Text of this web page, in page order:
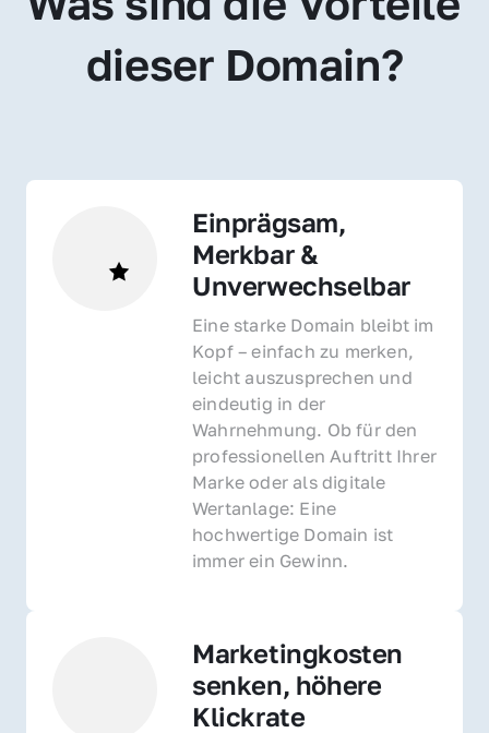
dieser Domain?
Einprägsam,
Merkbar &
Unverwechselbar
Eine starke Domain bleibt im
Kopf – einfach zu merken,
leicht auszusprechen und
eindeutig in der
Wahrnehmung. Ob für den
professionellen Auftritt Ihrer
Marke oder als digitale
Wertanlage: Eine
hochwertige Domain ist
immer ein Gewinn.
Marketingkosten
senken, höhere
Klickrate